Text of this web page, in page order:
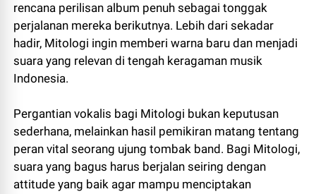
rencana perilisan album penuh sebagai tonggak
perjalanan mereka berikutnya. Lebih dari sekadar
hadir, Mitologi ingin memberi warna baru dan menjadi
suara yang relevan di tengah keragaman musik
Indonesia.
Pergantian vokalis bagi Mitologi bukan keputusan
sederhana, melainkan hasil pemikiran matang tentang
peran vital seorang ujung tombak band. Bagi Mitologi,
suara yang bagus harus berjalan seiring dengan
attitude yang baik agar mampu menciptakan